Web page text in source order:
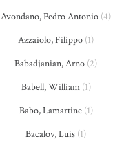
Avondano, Pedro Antonio (4)
Azzaiolo, Filippo (1)
Babadjanian, Arno (2)
Babell, William(1)
Babo, Lamartine(1)
Bacalov, Luis (1)